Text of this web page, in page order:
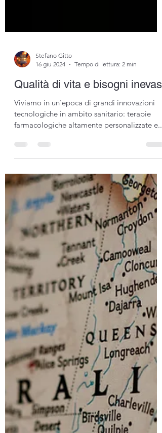
16 giu 2024
Tempo di lettura: 2 min
Qualità di vita e bisogni inevasi
tecnologiche in ambito sanitario: terapie
farmacologiche altamente personalizzate e...